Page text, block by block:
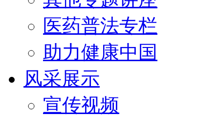
医药普法专栏
助力健康中国
风采展示
宣传视频